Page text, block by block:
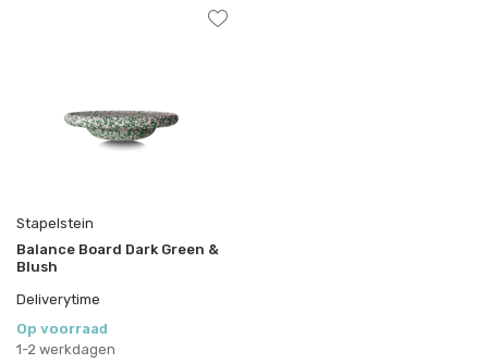
Stapelstein
Balance Board Dark Green &
Blush
Deliverytime
Op voorraad
1-2 werkdagen